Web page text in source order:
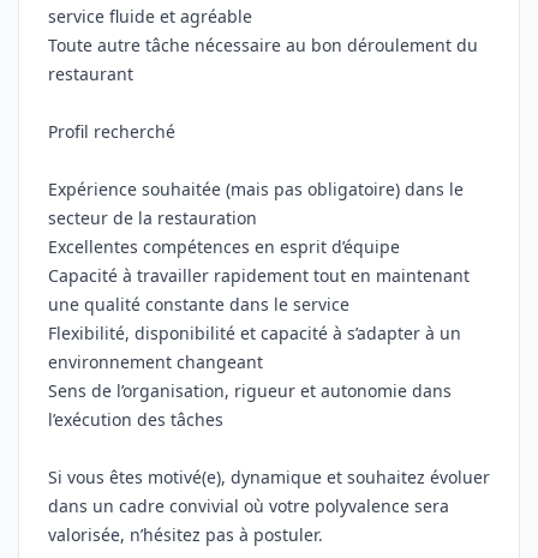
service fluide et agréable
Toute autre tâche nécessaire au bon déroulement du
restaurant
Profil recherché
Expérience souhaitée (mais pas obligatoire) dans le
secteur de la restauration
Excellentes compétences en esprit d’équipe
Capacité à travailler rapidement tout en maintenant
une qualité constante dans le service
Flexibilité, disponibilité et capacité à s’adapter à un
environnement changeant
Sens de l’organisation, rigueur et autonomie dans
l’exécution des tâches
Si vous êtes motivé(e), dynamique et souhaitez évoluer
dans un cadre convivial où votre polyvalence sera
valorisée, n’hésitez pas à postuler.